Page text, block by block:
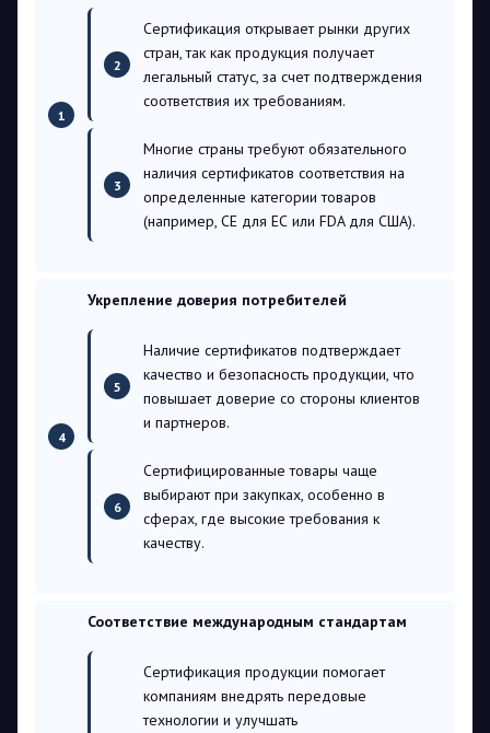
Сертификация открывает рынки других
стран, так как продукция получает
легальный статус, за счет подтверждения
соответствия их требованиям.
Многие страны требуют обязательного
наличия сертификатов соответствия на
определенные категории товаров
(например, CE для ЕС или FDA для США).
Укрепление доверия потребителей
Наличие сертификатов подтверждает
качество и безопасность продукции, что
повышает доверие со стороны клиентов
и партнеров.
Сертифицированные товары чаще
выбирают при закупках, особенно в
сферах, где высокие требования к
качеству.
Соответствие международным стандартам
Сертификация продукции помогает
компаниям внедрять передовые
технологии и улучшать